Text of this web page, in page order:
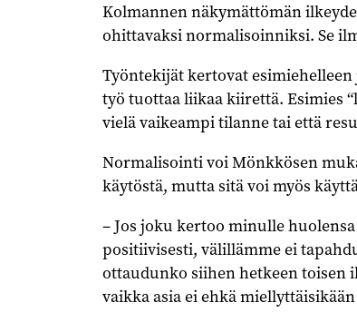
Kolmannen näkymättömän
ohittavaksi normalisoinniksi. Se
Työntekijät kertovat
työ tuottaa liikaa kiirettä. Esimies
vielä vaikeampi tilanne tai että
Normalisointi voi Mönkkösen
käytöstä, mutta sitä voi myös
– Jos joku kertoo minulle
positiivisesti, välillämme ei
ottaudunko siihen hetkeen toisen
vaikka asia ei ehkä